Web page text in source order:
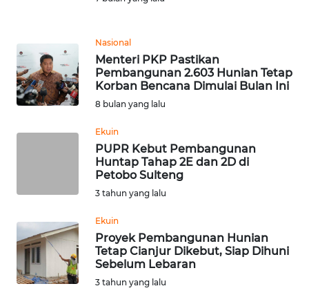
Nasional
Menteri PKP Pastikan
Pembangunan 2.603 Hunian Tetap
Korban Bencana Dimulai Bulan Ini
8 bulan yang lalu
Ekuin
PUPR Kebut Pembangunan
Huntap Tahap 2E dan 2D di
Petobo Sulteng
3 tahun yang lalu
Ekuin
Proyek Pembangunan Hunian
Tetap Cianjur Dikebut, Siap Dihuni
Sebelum Lebaran
3 tahun yang lalu
WN
NTB
BABEL
WN
SUMBAR